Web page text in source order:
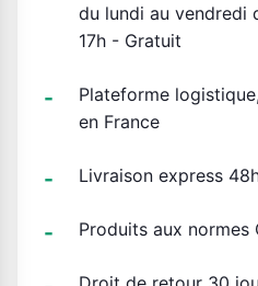
du lundi au vendredi
17h - Gratuit
Plateforme
en France
Livraison express
Produits aux normes